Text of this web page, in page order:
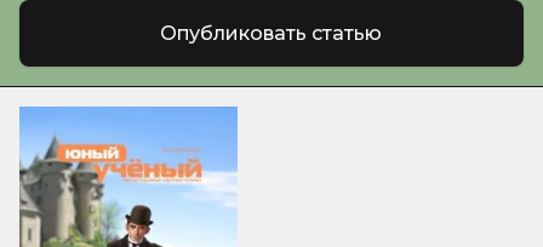
Опубликовать статью